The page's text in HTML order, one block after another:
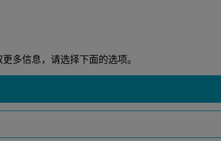
多信息，请选择下面的选项。